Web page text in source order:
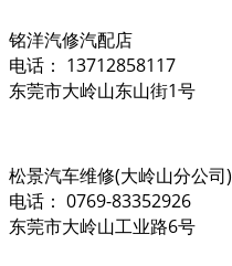
铭洋汽修汽配店
电话： 13712858117
东莞市大岭山东山街1号
松景汽车维修(大岭山分公司)
电话： 0769-83352926
东莞市大岭山工业路6号